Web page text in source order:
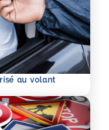
au volant